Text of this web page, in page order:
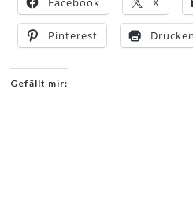
Pinterest Drucken
Gefällt mir: